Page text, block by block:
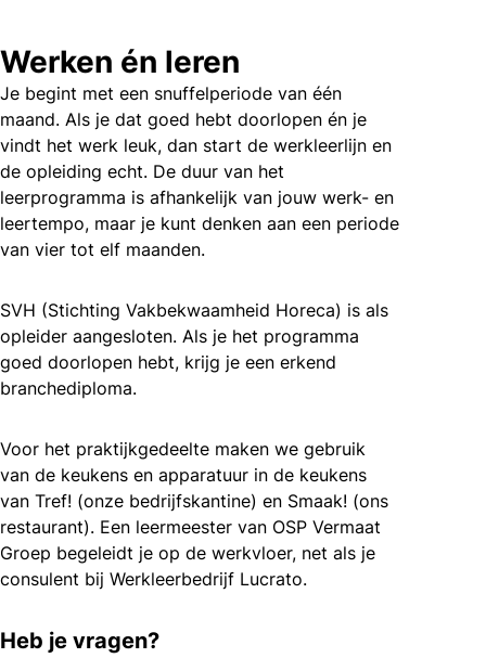
Werken én leren
Je begint met een snuffelperiode van één
maand. Als je dat goed hebt doorlopen én je
vindt het werk leuk, dan start de werkleerlijn en
de opleiding echt. De duur van het
leerprogramma is afhankelijk van jouw werk- en
leertempo, maar je kunt denken aan een periode
van vier tot elf maanden.
SVH (Stichting Vakbekwaamheid Horeca) is als
opleider aangesloten. Als je het programma
goed doorlopen hebt, krijg je een erkend
branchediploma.
Voor het praktijkgedeelte maken we gebruik
van de keukens en apparatuur in de keukens
van Tref! (onze bedrijfskantine) en Smaak! (ons
restaurant). Een leermeester van OSP Vermaat
Groep begeleidt je op de werkvloer, net als je
consulent bij Werkleerbedrijf Lucrato.
Heb je vragen?